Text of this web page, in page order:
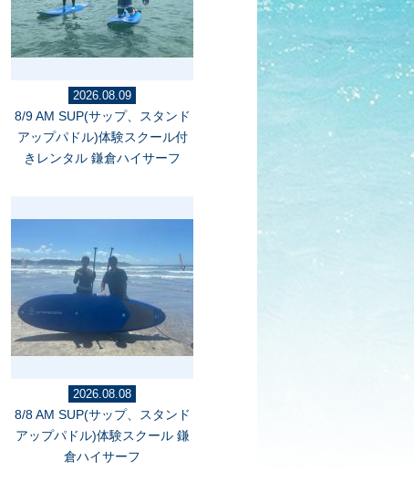
2026.08.09
8/9 AM SUP(サップ、スタンド
アップパドル)体験スクール付
きレンタル 鎌倉ハイサーフ
2026.08.08
8/8 AM SUP(サップ、スタンド
アップパドル)体験スクール 鎌
倉ハイサーフ